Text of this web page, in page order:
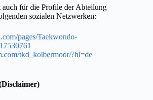
auch für die Profile der Abteilung
sozialen Netzwerken:
pages/Taekwondo-
tkd_kolbermoor/?hl=de